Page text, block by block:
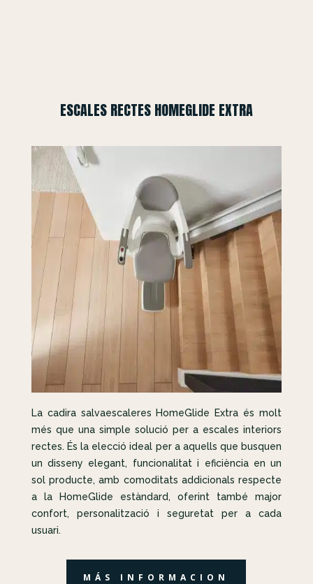
ESCALES RECTES HOMEGLIDE EXTRA
La cadira salvaescaleres HomeGlide Extra és molt
més que una simple solució per a escales interiors
rectes. És la elecció ideal per a aquells que busquen
un disseny elegant, funcionalitat i eficiència en un
sol producte, amb comoditats addicionals respecte
a la HomeGlide estàndard, oferint també major
confort, personalització i seguretat per a cada
usuari.
MÁS INFORMACION